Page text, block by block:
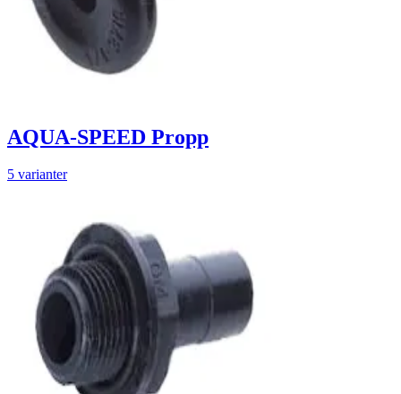
AQUA-SPEED Propp
5 varianter